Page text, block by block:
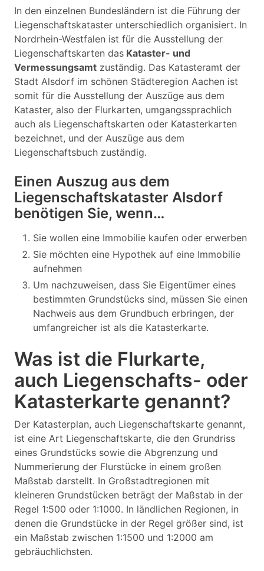
In den einzelnen Bundesländern ist die Führung der
Liegenschaftskataster unterschiedlich organisiert. In
Nordrhein-Westfalen ist für die Ausstellung der
Liegenschaftskarten das Kataster- und
Vermessungsamt zuständig. Das Katasteramt der
Stadt Alsdorf im schönen Städteregion Aachen ist
somit für die Ausstellung der Auszüge aus dem
Kataster, also der Flurkarten, umgangssprachlich
auch als Liegenschaftskarten oder Katasterkarten
bezeichnet, und der Auszüge aus dem
Liegenschaftsbuch zuständig.
Einen Auszug aus dem
Liegenschaftskataster Alsdorf
benötigen Sie, wenn…
Sie wollen eine Immobilie kaufen oder erwerben
Sie möchten eine Hypothek auf eine Immobilie
aufnehmen
Um nachzuweisen, dass Sie Eigentümer eines
bestimmten Grundstücks sind, müssen Sie einen
Nachweis aus dem Grundbuch erbringen, der
umfangreicher ist als die Katasterkarte.
Was ist die Flurkarte,
auch Liegenschafts- oder
Katasterkarte genannt?
Der Katasterplan, auch Liegenschaftskarte genannt,
ist eine Art Liegenschaftskarte, die den Grundriss
eines Grundstücks sowie die Abgrenzung und
Nummerierung der Flurstücke in einem großen
Maßstab darstellt. In Großstadtregionen mit
kleineren Grundstücken beträgt der Maßstab in der
Regel 1:500 oder 1:1000. In ländlichen Regionen, in
denen die Grundstücke in der Regel größer sind, ist
ein Maßstab zwischen 1:1500 und 1:2000 am
gebräuchlichsten.